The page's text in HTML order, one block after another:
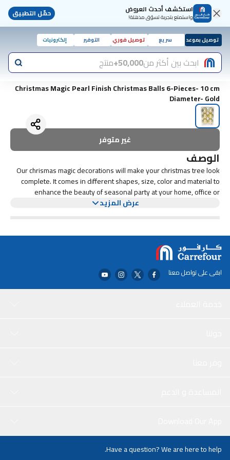
استكشف أحدث العروض
واستمتع بتجربة تسوّق مذهلة! حمّل التطبيق
توصيل بموعد سريع توصيل فوري التوفير إلكترونيات
ابحث بين أكثر من50,000+ منتج
Christmas Magic Pearl Finish Christmas Balls 6-Pieces- 10 cm
Diameter- Gold
غير متوفر
الوصف
Our chrismas magic decorations will make your christmas tree look
complete. It comes in different shapes, size, color and material to
enhance the beauty of seasonal party at your home, office or
عرض المزيد
ابقى على تواصل معنا
Have a question? We are here to help.